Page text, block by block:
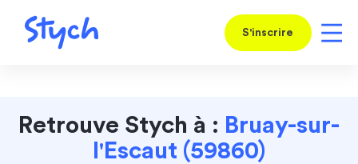
S'inscrire
Retrouve Stych à : Bruay-sur-
l'Escaut (59860)